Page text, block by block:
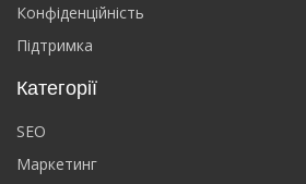
Конфіденційність
Підтримка
Категорії
SEO
Маркетинг